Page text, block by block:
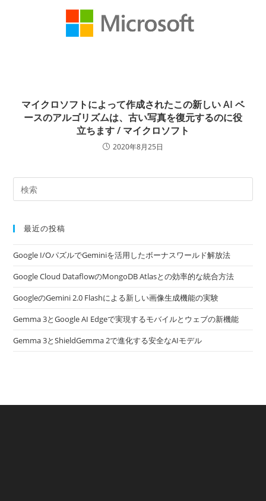
マイクロソフトによって作成されたこの新しい AI ベ
ースのアルゴリズムは、古い写真を復元するのに役
立ちます / マイクロソフト
2020年8月25日
最近の投稿
Google I/OパズルでGeminiを活用したボーナスワールド解放法
Google Cloud DataflowのMongoDB Atlasとの効率的な統合方法
GoogleのGemini 2.0 Flashによる新しい画像生成機能の実験
Gemma 3とGoogle AI Edgeで実現するモバイルとウェブの新機能
Gemma 3とShieldGemma 2で進化する安全なAIモデル